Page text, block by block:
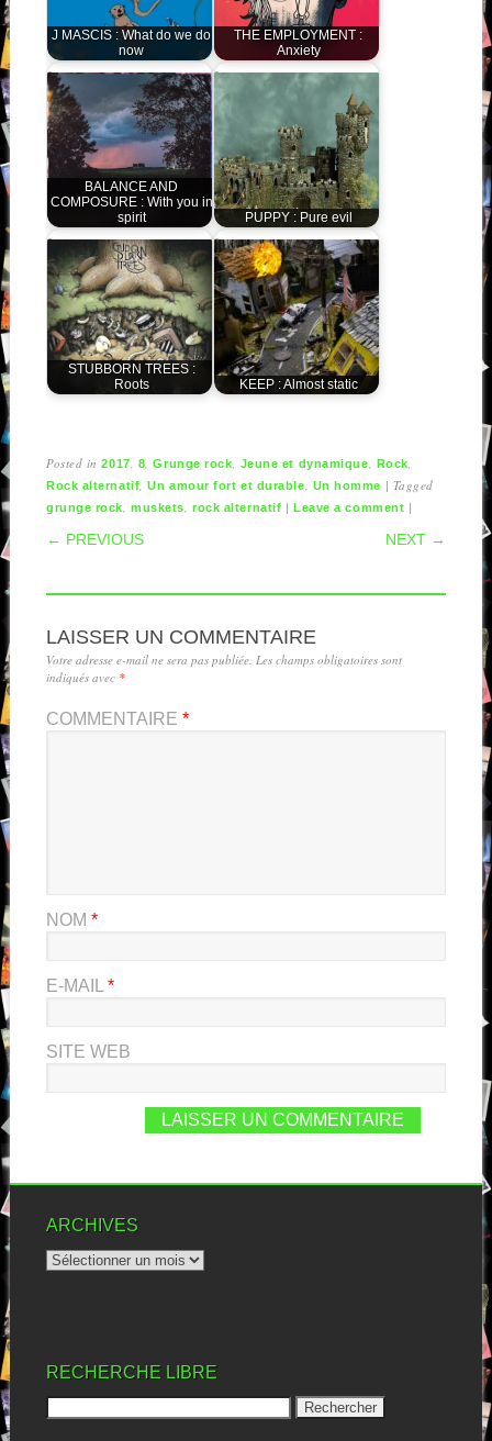
J MASCIS : What do we do
now
THE EMPLOYMENT :
Anxiety
BALANCE AND
COMPOSURE : With you in
spirit
PUPPY : Pure evil
STUBBORN TREES :
Roots
KEEP : Almost static
Posted in2017, 8,Grunge rock, Jeune et dynamique, Rock,
Rock alternatif,Un amour fort et durable, Un homme | Tagged
grunge rock,muskets,rock alternatif |Leave a comment |
POST NAVIGATION
← PREVIOUS NEXT →
LAISSER UN COMMENTAIRE
Votre adresse e-mail ne sera pas publiée. Les champs obligatoires sont
indiqués avec *
COMMENTAIRE *
NOM *
E-MAIL *
SITE WEB
ARCHIVES
RECHERCHE LIBRE